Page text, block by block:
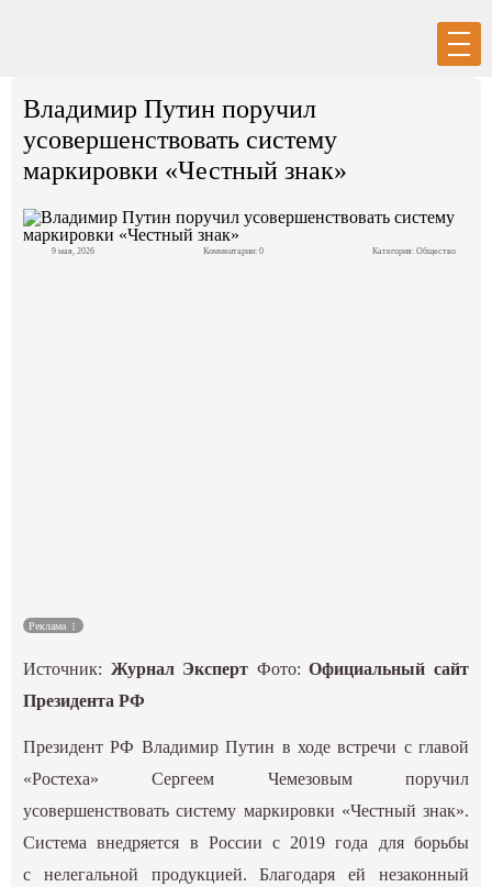
Вход
Политика
Владимир Путин поручил
усовершенствовать систему
маркировки «Честный знак»
9 мая, 2026 Комментарии: 0 Категория: Общество
Реклама
Источник: Журнал Эксперт Фото:Официальный сайт
Президента РФ
Президент РФ Владимир Путин в ходе встречи с главой
«Ростеха» Сергеем Чемезовым поручил
усовершенствовать систему маркировки «Честный знак».
Система внедряется в России с 2019 года для борьбы
с нелегальной продукцией. Благодаря ей незаконный